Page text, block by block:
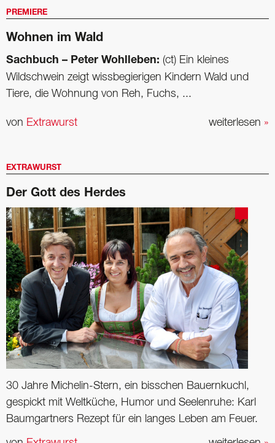
PREMIERE
Wohnen im Wald
Sachbuch – Peter Wohlleben: (ct) Ein kleines
Wildschwein zeigt wissbegierigen Kindern Wald und
Tiere, die Wohnung von Reh, Fuchs, ...
weiterlesen »
von Extrawurst
EXTRAWURST
Der Gott des Herdes
30 Jahre Michelin-Stern, ein bisschen Bauernkuchl,
gespickt mit Weltküche, Humor und Seelenruhe: Karl
Baumgartners Rezept für ein langes Leben am Feuer.